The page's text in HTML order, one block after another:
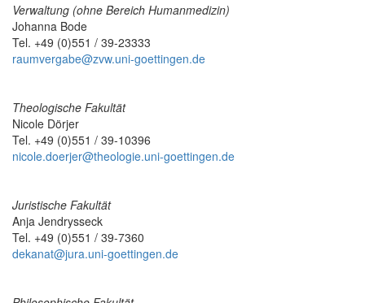
Verwaltung (ohne Bereich Humanmedizin)
Johanna Bode
Tel. +49 (0)551 / 39-23333
raumvergabe@zvw.uni-goettingen.de
Theologische Fakultät
Nicole Dörjer
Tel. +49 (0)551 / 39-10396
nicole.doerjer@theologie.uni-goettingen.de
Juristische Fakultät
Anja Jendrysseck
Tel. +49 (0)551 / 39-7360
dekanat@jura.uni-goettingen.de